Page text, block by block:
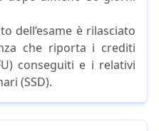
dell’esame è rilasciato
che riporta i crediti
conseguiti e i relativi
(SSD).